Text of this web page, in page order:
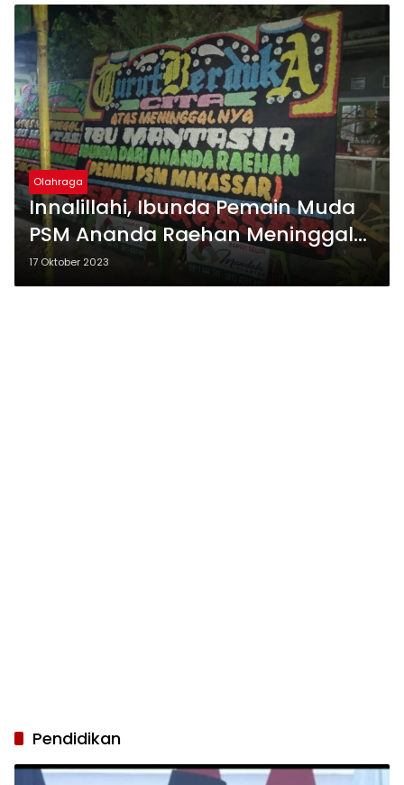
Olahraga
Innalillahi, Ibunda Pemain Muda
PSM Ananda Raehan Meninggal
Dunia
17 Oktober 2023
Pendidikan